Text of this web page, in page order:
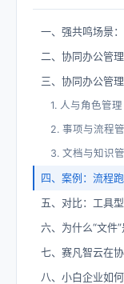
一、强共鸣场景
二、协同办公管理
三、协同办公管
1. 人与角色管理
2. 事项与流程
3. 文档与知识
四、案例：流程
五、对比：工具
六、为什么“文件
七、赛凡智云在
八、小白企业如